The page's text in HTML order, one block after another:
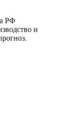
РФ
и